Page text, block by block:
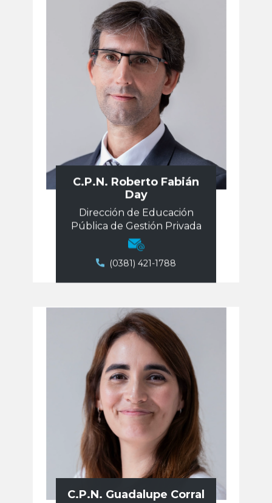
C.P.N. ​Roberto Fabián
Day
Dirección de Educación
Pública de Gestión Privada
(0381) 421-1788
C.P.N. Guadalupe Corral